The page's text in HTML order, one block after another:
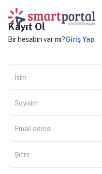
Kayıt Ol
Bir hesabın var mı?Giriş Yap
İsim
Soyisim
Email adresi
Şifre